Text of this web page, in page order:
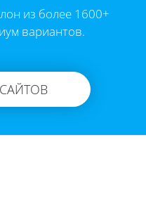
из более 1600+
вариантов.